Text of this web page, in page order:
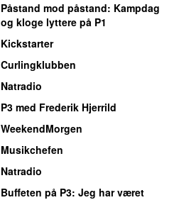
Påstand mod påstand: Kampdag
og kloge lyttere på P1
Kickstarter
Curlingklubben
Natradio
P3 med Frederik Hjerrild
WeekendMorgen
Musikchefen
Natradio
Buffeten på P3: Jeg har været